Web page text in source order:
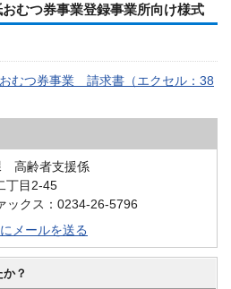
むつ券事業登録事業所向け様式
むつ券事業 請求書（エクセル：38
高齢者支援係
丁目2-45
クス：0234-26-5796
メールを送る
？